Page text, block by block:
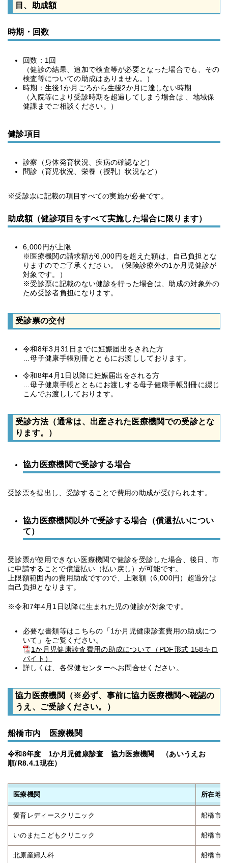
目、助成額
時期・回数
回数：1回
（健診の結果、追加で検査等が必要となった場合でも、その
検査等についての助成はありません。）
時期：生後1か月ごろから生後2か月に達しない時期
（入院等により受診時期を超過してしまう場合は 、地域保
健課までご相談ください。）
健診項目
診察（身体発育状況、疾病の確認など）
問診（育児状況、栄養（授乳）状況など）
※受診票に記載の項目すべての実施が必要です。
助成額（健診項目をすべて実施した場合に限ります）
6,000円が上限
※医療機関の請求額が6,000円を超えた額は、自己負担とな
りますのでご了承ください。（保険診療外の1か月児健診が
対象です。）
※受診票に記載のない健診を行った場合は、助成の対象外の
ため受診者負担になります。
受診票の交付
令和8年3月31日までに妊娠届出をされた方
…母子健康手帳別冊とともにお渡ししております。
令和8年4月1日以降に妊娠届出をされる方
…母子健康手帳とともにお渡しする母子健康手帳別冊に綴じ
こんでお渡ししております。
受診方法（通常は、出産された医療機関での受診とな
ります。）
協力医療機関で受診する場合
受診票を提出し、受診することで費用の助成が受けられます。
協力医療機関以外で受診する場合（償還払いについ
て）
受診票が使用できない医療機関で健診を受診した場合、後日、市
に申請することで償還払い（払い戻し）が可能です。
上限額範囲内の費用助成ですので、上限額（6,000円）超過分は
自己負担となります。
※令和7年4月1日以降に生まれた児の健診が対象です。
必要な書類等はこちらの「1か月児健康診査費用の助成につ
いて」をご覧ください。
1か月児健康診査費用の助成について（PDF形式 158キロ
バイト）
詳しくは、各保健センターへお問合せください。
協力医療機関（※必ず、事前に協力医療機関へ確認の
うえ、ご受診ください。）
船橋市内 医療機関
令和8年度 1か月児健康診査 協力医療機関 （あいうえお
順/R8.4.1現在）
医療機関 所在地
愛育レディースクリニック 船橋市
いのまたこどもクリニック 船橋市
北原産婦人科 船橋市